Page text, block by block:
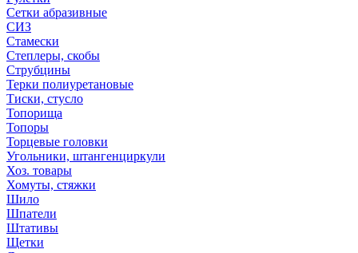
Сетки абразивные
СИЗ
Стамески
Степлеры, скобы
Струбцины
Терки полиуретановые
Тиски, стусло
Топорища
Топоры
Торцевые головки
Угольники, штангенциркули
Хоз. товары
Хомуты, стяжки
Шило
Шпатели
Штативы
Щетки